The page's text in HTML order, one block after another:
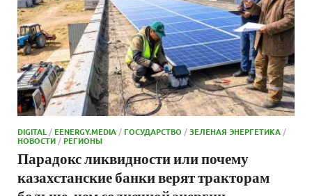
DIGITAL /EENERGY.MEDIA /ГОСУДАРСТВО /ЗЕЛЕНАЯ ЭНЕРГЕТИКА /
НОВОСТИ /РЕГИОНЫ
Парадокс ликвидности или почему
казахстанские банки верят тракторам